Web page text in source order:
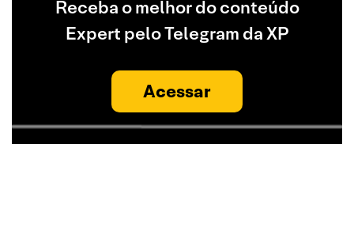
Receba o melhor do conteúdo
Expert pelo Telegram da XP
Acessar